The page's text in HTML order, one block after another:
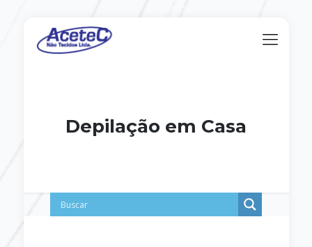
Depilação em Casa